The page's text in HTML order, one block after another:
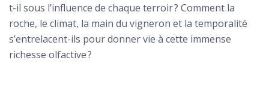
t-il sous l’influence de chaque terroir ? Comment la
roche, le climat, la main du vigneron et la temporalité
s’entrelacent-ils pour donner vie à cette immense
richesse olfactive ?